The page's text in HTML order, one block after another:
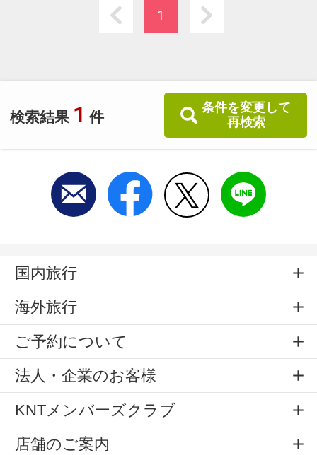
検索結果 1 件
条件を変更して
再検索
日本料理が自慢。都会の喧騒を離れ寛ぎと癒し
の時間を過ごして下さい
1
国内旅行
海外旅行
ご予約について
法人・企業のお客様
KNTメンバーズクラブ
店舗のご案内